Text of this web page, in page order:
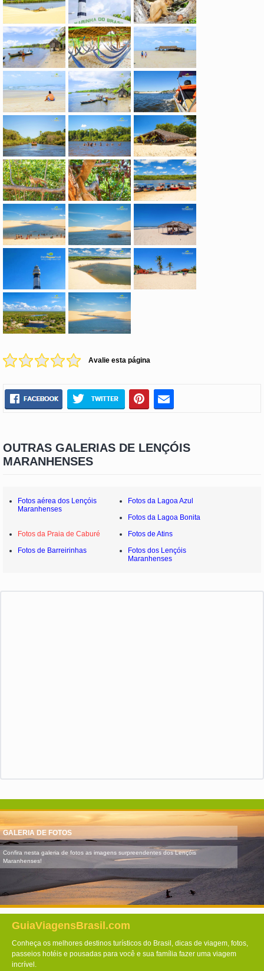
Avalie esta página
OUTRAS GALERIAS DE LENÇÓIS
MARANHENSES
Fotos aérea dos Lençóis
Maranhenses
Fotos da Lagoa Azul
Fotos da Lagoa Bonita
Fotos da Praia de Caburé
Fotos de Atins
Fotos de Barreirinhas
Fotos dos Lençóis
Maranhenses
GALERIA DE FOTOS
Confira nesta galeria de fotos as imagens surpreendentes dos Lençóis
Maranhenses!
GuiaViagensBrasil.com
Conheça os melhores destinos turísticos do Brasil, dicas de viagem, fotos,
passeios hotéis e pousadas para você e sua família fazer uma viagem
incrível.